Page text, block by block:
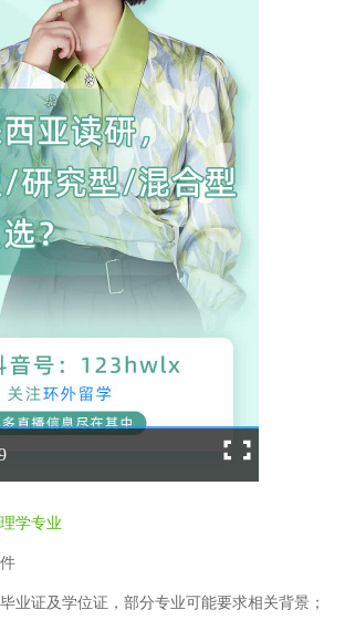
学专业
业证及学位证，部分专业可能要求相关背景；